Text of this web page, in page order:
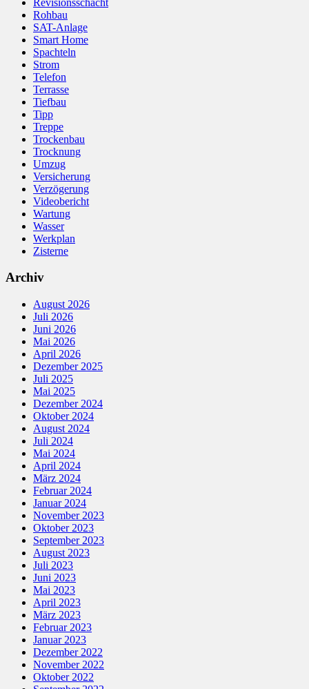
Rohbau
SAT-Anlage
Smart Home
Spachteln
Strom
Telefon
Terrasse
Tiefbau
Tipp
Treppe
Trockenbau
Trocknung
Umzug
Versicherung
Verzögerung
Videobericht
Wartung
Wasser
Werkplan
Zisterne
Archiv
August 2026
Juli 2026
Juni 2026
Mai 2026
April 2026
Dezember 2025
Juli 2025
Mai 2025
Dezember 2024
Oktober 2024
August 2024
Juli 2024
Mai 2024
April 2024
März 2024
Februar 2024
Januar 2024
November 2023
Oktober 2023
September 2023
August 2023
Juli 2023
Juni 2023
Mai 2023
April 2023
März 2023
Februar 2023
Januar 2023
Dezember 2022
November 2022
Oktober 2022